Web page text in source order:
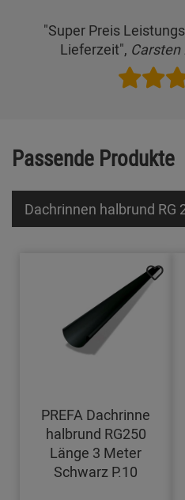
"Super Preis
Lieferzeit", Carsten
Passende Produkte
Dachrinnen halbrund RG
PREFA Dachrinne
halbrund RG250
Länge 3 Meter
Schwarz P.10